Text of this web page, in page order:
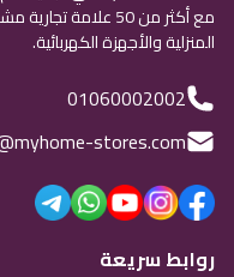
مع أكثر من 50 علامة
المنزلية والأجهزة الكهربائية.
01060002002
stores.com
روابط سريعة